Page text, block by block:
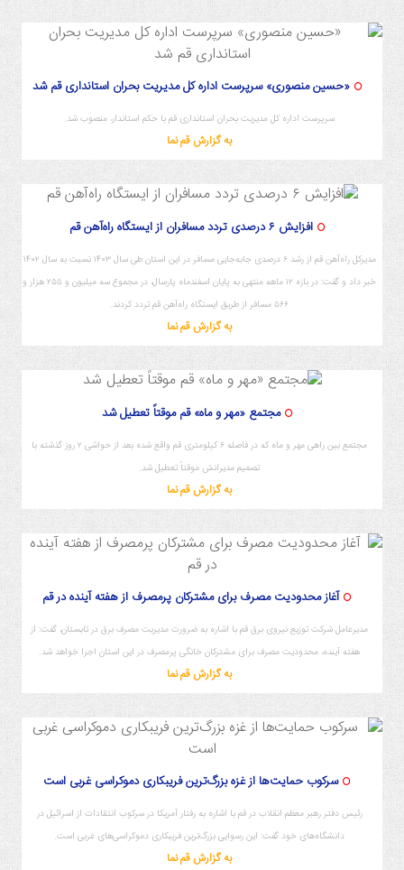
«حسین منصوری» سرپرست اداره کل مدیریت بحران استانداری قم شد
سرپرست اداره کل مدیریت بحران استانداری قم با حکم استاندار، منصوب شد.
به گزارش قم نما
افزایش ۶ درصدی تردد مسافران از ایستگاه راه‌آهن قم
مدیرکل راه‌آهن قم از رشد ۶ درصدی جابه‌جایی مسافر در این استان طی سال ۱۴۰۳ نسبت به سال ۱۴۰۲
خبر داد و گفت: در بازه ۱۲ ماهه منتهی به پایان اسفندماه پارسال، در مجموع سه میلیون و ۲۵۵ هزار و
۵۶۶ مسافر از طریق ایستگاه راه‌آهن قم تردد کردند.
به گزارش قم نما
مجتمع «مهر و ماه» قم موقتاً تعطیل شد
مجتمع بین راهی مهر و ماه که در فاصله ۶ کیلومتری قم واقع شده بعد از حواشی ۲ روز گذشته با
تصمیم مدیرانش موقتاً تعطیل شد.
به گزارش قم نما
آغاز محدودیت مصرف برای مشترکان پرمصرف از هفته آینده در قم
مدیرعامل شرکت توزیع نیروی برق قم با اشاره به ضرورت مدیریت مصرف برق در تابستان، گفت: از
هفته آینده، محدودیت مصرف برای مشترکان خانگی پرمصرف در این استان اجرا خواهد شد.
به گزارش قم نما
سرکوب حمایت‌ها از غزه بزرگ‌ترین فریبکاری دموکراسی‌ غربی است
رئیس دفتر رهبر معظم انقلاب در قم با اشاره به رفتار آمریکا در سرکوب انتقادات از اسرائیل در
دانشگاه‌های خود گفت: این رسوایی بزرگ‌ترین فریبکاری دموکراسی‌های غربی است.
به گزارش قم نما